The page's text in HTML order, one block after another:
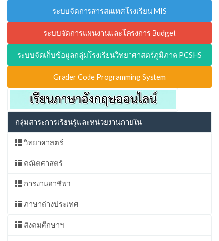
ระบบจัดการสารสนเทศโรงเรียน MIS
ระบบจัดการแผนงานและโครงการ Budget
ระบบจัดเก็บข้อมูลกลุ่มโรงเรียนวิทยาศาสตร์ภูมิภาค PCSHS
Grader Code Programming System
กลุ่มสาระการเรียนรู้และหน่วยงานภายใน
วิทยาศาสตร์
คณิตศาสตร์
การงานอาชีพฯ
ภาษาต่างประเทศ
สังคมศึกษาฯ